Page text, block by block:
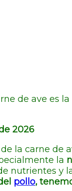
de ave es
2026
la carne
la
nutrientes y
pollo,